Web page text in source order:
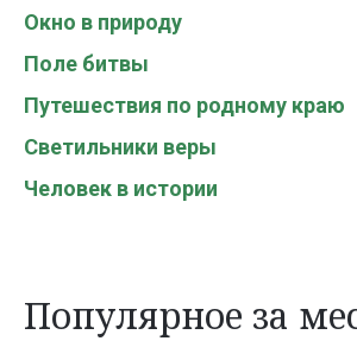
Окно в природу
Поле битвы
Путешествия по родному краю
Светильники веры
Человек в истории
Популярное за